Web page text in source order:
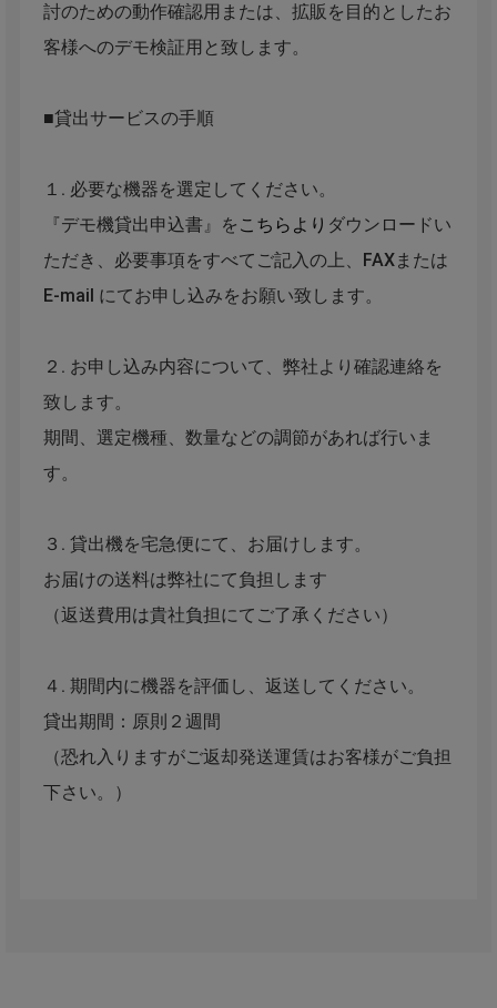
討のための動作確認用または、拡販を目的としたお
客様へのデモ検証用と致します。
■貸出サービスの手順
１. 必要な機器を選定してください。
『デモ機貸出申込書』を こちらより ダウンロードい
ただき、必要事項をすべてご記入の上、FAXまたは
E-mail にてお申し込みをお願い致します。
２. お申し込み内容について、弊社より確認連絡を
致します。
期間、選定機種、数量などの調節があれば行いま
す。
３. 貸出機を宅急便にて、お届けします。
お届けの送料は弊社にて負担します
（返送費用は貴社負担にてご了承ください）
４. 期間内に機器を評価し、返送してください。
貸出期間：原則２週間
（恐れ入りますがご返却発送運賃はお客様がご負担
下さい。）